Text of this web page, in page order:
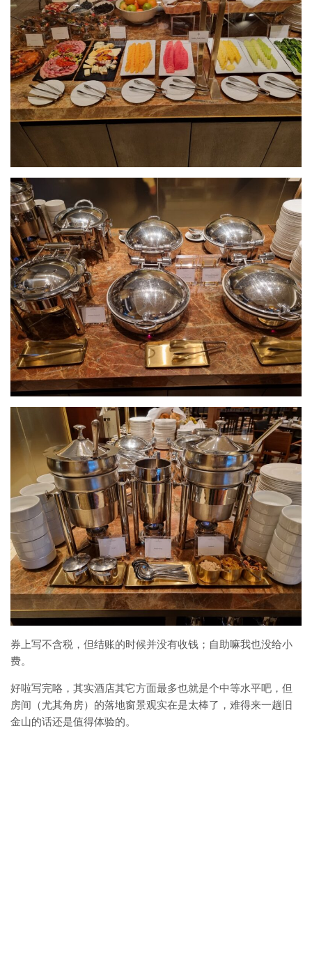
券上写不含税，但结账的时候并没有收钱；自助嘛我也没给小
费。
好啦写完咯，其实酒店其它方面最多也就是个中等水平吧，但
房间（尤其角房）的落地窗景观实在是太棒了，难得来一趟旧
金山的话还是值得体验的。